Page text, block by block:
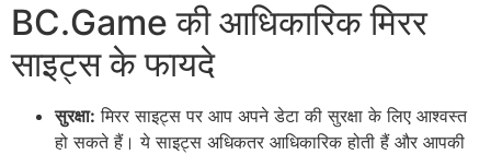
BC.Game की आधिकारिक मिरर
साइट्स के फायदे
सुरक्षा: मिरर साइट्स पर आप अपने डेटा की सुरक्षा के लिए आश्वस्त
हो सकते हैं। ये साइट्स अधिकतर आधिकारिक होती हैं और आपकी